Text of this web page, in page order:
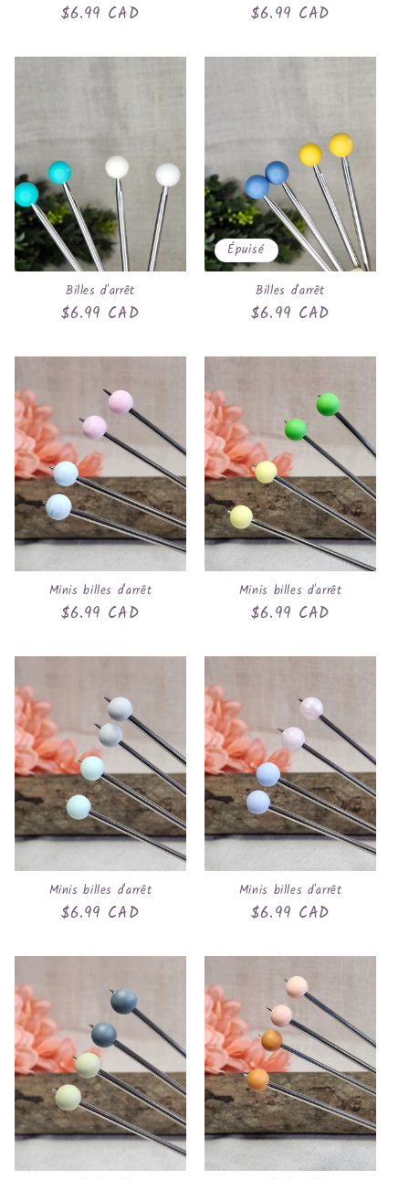
Prix
$6.99 CAD
Prix
$6.99 CAD
Billes d'arrêt
Prix
$6.99 CAD
Épuisé
Billes d'arrêt
Prix
$6.99 CAD
Minis billes d'arrêt
Prix
$6.99 CAD
Minis billes d'arrêt
Prix
$6.99 CAD
Minis billes d'arrêt
Prix
$6.99 CAD
Minis billes d'arrêt
Prix
$6.99 CAD